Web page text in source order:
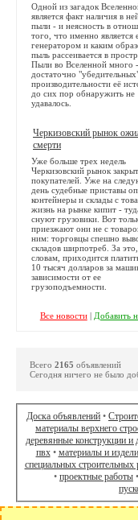
Одной из загадок
является факт наличия в
пыли - и неясность в
того, что именно является
генератором и каким
пыль рассеивается в
Пыли во Вселенной много
достаточно
производительности её
до сих пор обнаружить не
удавалось.
Черкизовский рынок
смерти
Уже больше трех недель
Черкизовский рынок
покупателей. Уже на
день судебные приставы
контейнеры и склады с
жизнь на рынке кипит -
снуют грузовики. Вот
приезжают они не с
ним: торговцы спешно
складов ширпотреб. За
словам, приходится
10 тысяч долларов за
зависимости от ее
грузоподъемности.
Все новости| Добавить
Всего 2165 объявлений
Сегодня ничего не было
Доска объявлений •
материалы верхнего
деревянные конструкции и
пвх• материалы и
специальных строительных
• проектные работы •